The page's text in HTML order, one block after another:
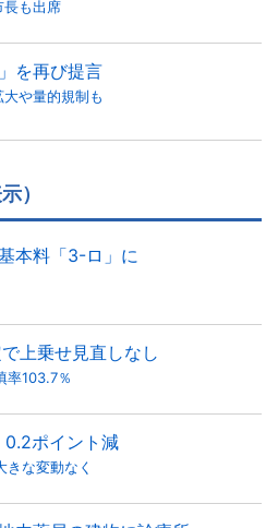
長も出席
を再び提言
や量的規制も
）
本料「3-ロ」に
上乗せ見直しなし
率103.7％
0.2ポイント減
な変動なく